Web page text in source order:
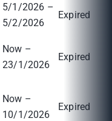
5/1/2026 –
5/2/2026
Expired
Now –
23/1/2026
Expired
Now –
10/1/2026
Expired